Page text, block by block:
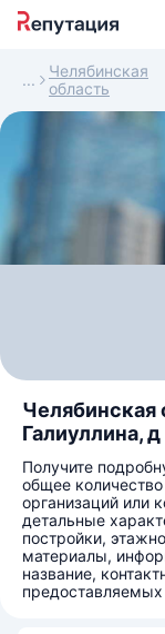
Челябинская
область
Челябинская
Галиуллина, д
Получите
общее
организаций или
детальные
постройки,
материалы,
название,
предоставляемых